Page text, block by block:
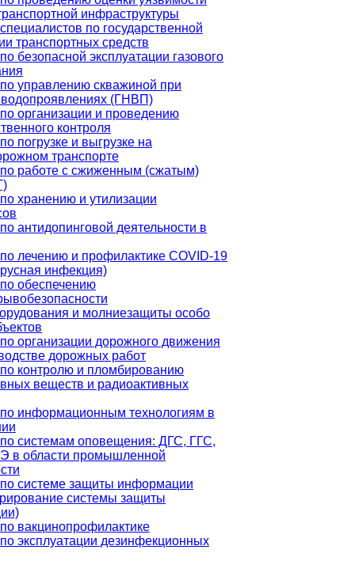
инфраструктуры
по государственной
транспортных средств
безопасной эксплуатации газового
управлению скважиной при
(ГНВП)
организации и проведению
контроля
погрузке и выгрузке на
транспорте
работе с сжиженным (сжатым)
хранению и утилизации
антидопинговой деятельности в
лечению и профилактике COVID-19
инфекция)
обеспечению
и молниезащиты особо
организации дорожного движения
дорожных работ
контролю и пломбированию
веществ и радиоактивных
информационным технологиям в
системам оповещения: ДГС, ГГС,
в области промышленной
системе защиты информации
системы защиты
вакцинопрофилактике
эксплуатации дезинфекционных